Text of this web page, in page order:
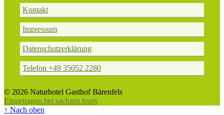
Kontakt
Impressum
Datenschutzerklärung
Telefon +49 35052 2280
© 2026 Naturhotel Gasthof Bärenfels
Eingetragen bei sachsen.tours
↑ Nach oben